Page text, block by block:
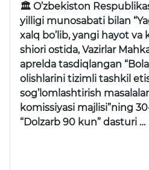
🏛 O’zbekiston
yilligi munosabati bilan
xalq bo’lib, yangi hayot va
shiori ostida, Vazirlar
aprelda tasdiqlangan
olishlarini tizimli tashkil
sog’lomlashtirish
komissiyasi majlisi”ning
“Dolzarb 90 kun” dasturi …